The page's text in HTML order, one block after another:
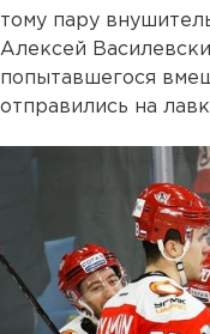
тому пару
Алексей
попытавшегося
отправились на